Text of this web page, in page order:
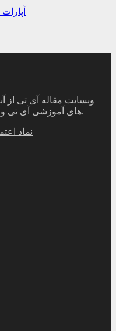
آپارات
های آموزشی آی تی و کامپیوتر شروع به فعالیت کرده است.